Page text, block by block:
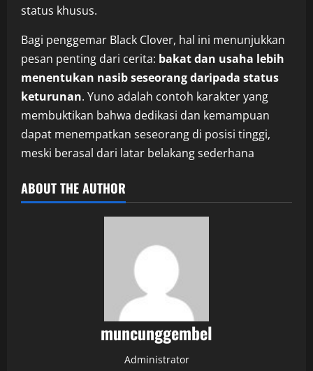
status khusus.
Bagi penggemar Black Clover, hal ini menunjukkan
pesan penting dari cerita: bakat dan usaha lebih
menentukan nasib seseorang daripada status
keturunan. Yuno adalah contoh karakter yang
membuktikan bahwa dedikasi dan kemampuan
dapat menempatkan seseorang di posisi tinggi,
meski berasal dari latar belakang sederhana
ABOUT THE AUTHOR
muncunggembel
Administrator